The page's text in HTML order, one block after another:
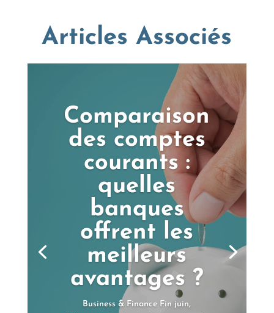
Articles Associés
Comparaison
des comptes
courants :
quelles
banques
offrent les
meilleurs
avantages ?
Business & Finance Fin juin,